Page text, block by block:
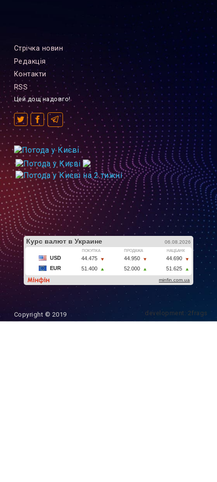
Стрiчка новин
Редакцiя
Контакти
RSS
Цей дощ надовго!
Copyright © 2019 development: 2frags